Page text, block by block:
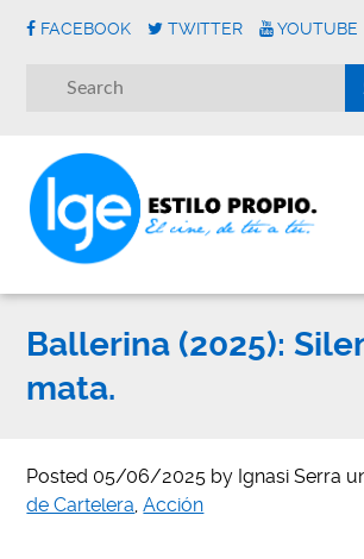
FACEBOOK TWITTER YOUTUBE
Ballerina (2025):
mata.
Posted 05/06/2025 by Ignasi Serra
de Cartelera,Acción